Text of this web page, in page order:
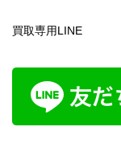
買取専用LINE